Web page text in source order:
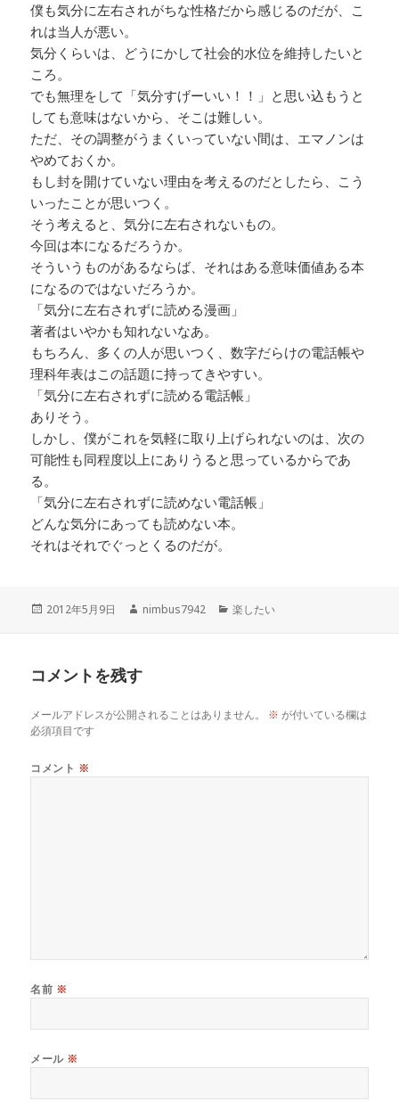
僕も気分に左右されがちな性格だから感じるのだが、こ
れは当人が悪い。
気分くらいは、どうにかして社会的水位を維持したいと
ころ。
でも無理をして「気分すげーいい！！」と思い込もうと
しても意味はないから、そこは難しい。
ただ、その調整がうまくいっていない間は、エマノンは
やめておくか。
もし封を開けていない理由を考えるのだとしたら、こう
いったことが思いつく。
そう考えると、気分に左右されないもの。
今回は本になるだろうか。
そういうものがあるならば、それはある意味価値ある本
になるのではないだろうか。
「気分に左右されずに読める漫画」
著者はいやかも知れないなあ。
もちろん、多くの人が思いつく、数字だらけの電話帳や
理科年表はこの話題に持ってきやすい。
「気分に左右されずに読める電話帳」
ありそう。
しかし、僕がこれを気軽に取り上げられないのは、次の
可能性も同程度以上にありうると思っているからであ
る。
「気分に左右されずに読めない電話帳」
どんな気分にあっても読めない本。
それはそれでぐっとくるのだが。
投
2012年5月9日
作
nimbus7942
カ
楽したい
コメントを残す
メールアドレスが公開されることはありません。 ※ が付いている欄は
必須項目です
コメント ※
名前 ※
メール ※